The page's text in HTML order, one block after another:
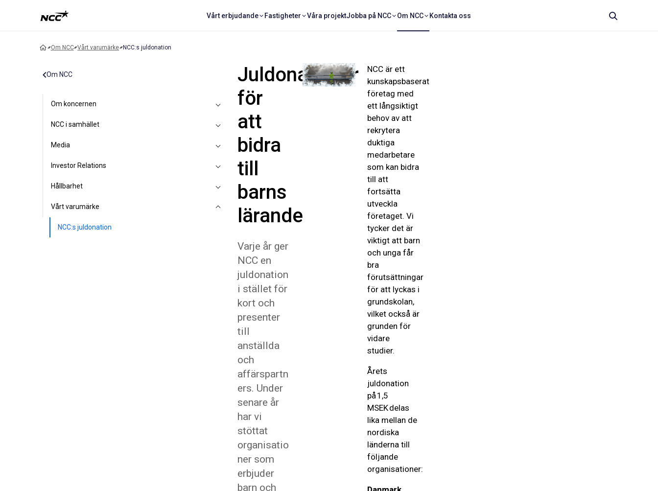
Vårt erbjudande Fastigheter Våra projektJobba på NCC Om NCC Kontakta oss
Om NCC Vårt varumärke NCC:s juldonation
Om NCC
Om koncernen
NCC i samhället
Media
Investor Relations
Hållbarhet
Vårt varumärke
NCC:s juldonation
Juldonationer
för
att
bidra
till
barns
lärande
Varje år ger
NCC en
juldonation
i stället för
kort och
presenter
till
anställda
och
affärspartn
ers. Under
senare år
har vi
stöttat
organisatio
ner som
erbjuder
barn och
NCC är ett
kunskapsbaserat
företag med
ett långsiktigt
behov av att
rekrytera
duktiga
medarbetare
som kan bidra
till att
fortsätta
utveckla
företaget. Vi
tycker det är
viktigt att barn
och unga får
bra
förutsättningar
för att lyckas i
grundskolan,
vilket också är
grunden för
vidare
studier.
Årets
juldonation
på 1,5
MSEK delas
lika mellan de
nordiska
länderna till
följande
organisationer: